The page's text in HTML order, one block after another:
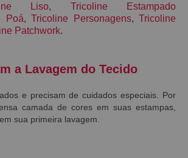
Liso, Tricoline Estampado
Poá,Tricoline Personagens,Tricoline
Patchwork.
a Lavagem do Tecido
e precisam de cuidados especiais. Por
camada de cores em suas estampas,
sua primeira lavagem.